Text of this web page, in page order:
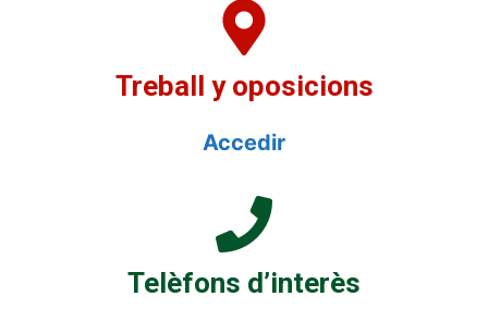
Treball y oposicions
Accedir
Telèfons d’interès